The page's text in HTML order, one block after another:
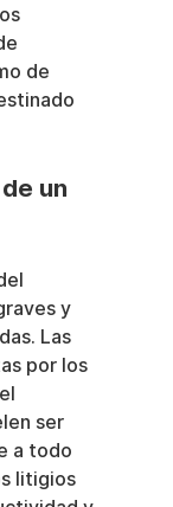
de
un
y
Las
por los
ser
a todo
litigios